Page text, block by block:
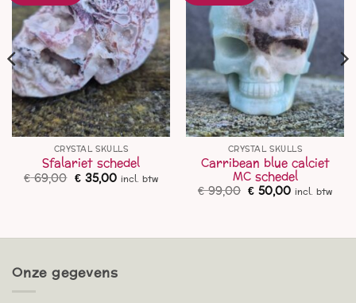
CRYSTAL SKULLS
Sfalariet schedel
€69,00 Oorspronkelijke
prijs
€35,00Huidige
prijs
incl. btw
CRYSTAL SKULLS
Carribean blue calciet
MC schedel
€99,00 Oorspronkelijke
prijs
€ 50,00Huidige
prijs
incl. btw
Onze gegevens